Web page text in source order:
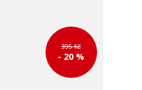
395 Kč
- 20 %